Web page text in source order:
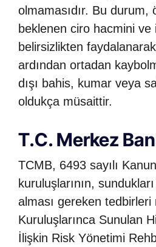
olmamasıdır. Bu durum,
beklenen ciro hacmini ve
belirsizlikten
ardından ortadan
dışı bahis, kumar veya
oldukça müsaittir.
T.C. Merkez
TCMB, 6493 sayılı
kuruluşlarının,
alması gereken
Kuruluşlarınca Sunulan
İlişkin Risk Yönetimi